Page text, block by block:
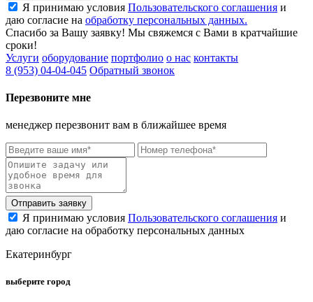
Я принимаю условия Пользовательского соглашения и
даю согласие на обработку персональных данных.
Спасибо за Вашу заявку! Мы свяжемся с Вами в кратчайшие
сроки!
Услуги оборудование портфолио о нас контакты
8 (953) 04-04-045 Обратный звонок
Перезвоните мне
менеджер перезвонит вам в ближайшее время
Отправить заявку
Я принимаю условия Пользовательского соглашения и
даю согласие на обработку персональных данных
Екатеринбург
выберите город